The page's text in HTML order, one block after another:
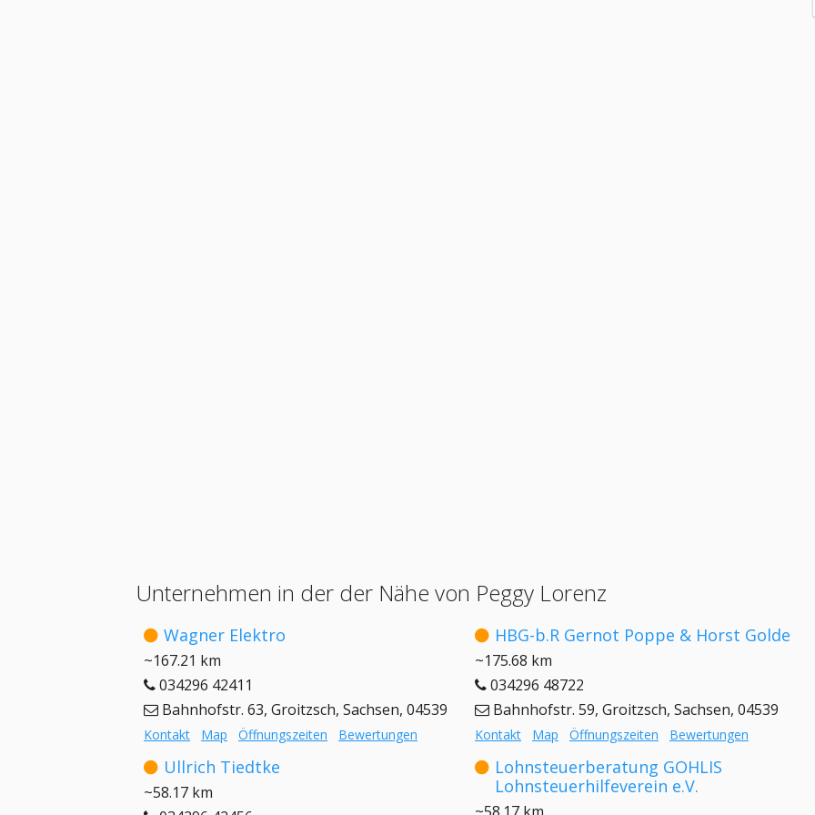
Unternehmen in der der Nähe von Peggy Lorenz
Wagner Elektro
~167.21 km
034296 42411
Bahnhofstr. 63, Groitzsch, Sachsen, 04539
Kontakt Map Öffnungszeiten Bewertungen
HBG-b.R Gernot Poppe & Horst Golde
~175.68 km
034296 48722
Bahnhofstr. 59, Groitzsch, Sachsen, 04539
Kontakt Map Öffnungszeiten Bewertungen
Ullrich Tiedtke
~58.17 km
Lohnsteuerberatung GOHLIS
Lohnsteuerhilfeverein e.V.